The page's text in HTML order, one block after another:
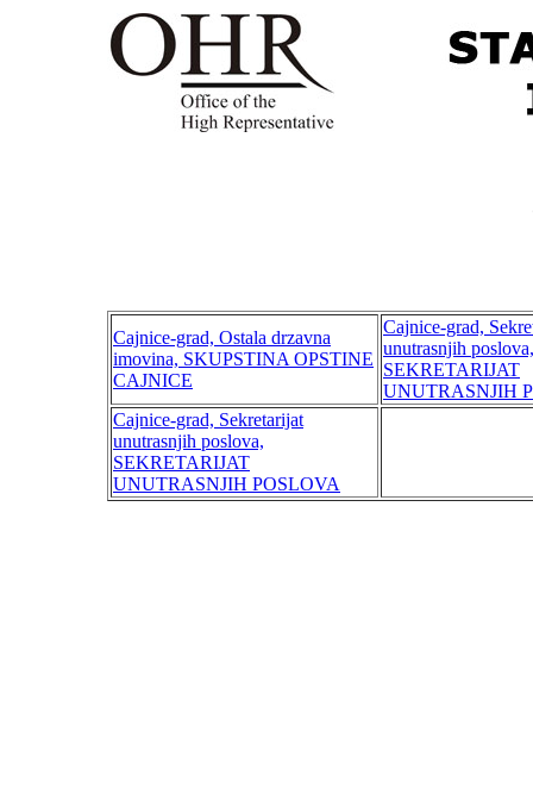
Cajnice-grad, Ostala drzavna
imovina, SKUPSTINA OPSTINE
CAJNICE
Cajnice-grad,
unutrasnjih poslova,
SEKRETARIJAT
UNUTRASNJIH
Cajnice-grad, Sekretarijat
unutrasnjih poslova,
SEKRETARIJAT
UNUTRASNJIH POSLOVA